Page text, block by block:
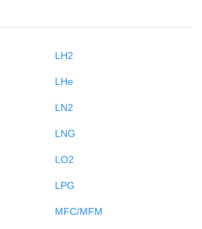
LH2
LHe
LN2
LNG
LO2
LPG
MFC/MFM